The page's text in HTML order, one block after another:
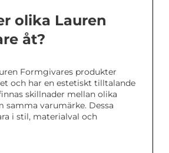
olika Lauren
åt?
Formgivares produkter
och har en estetiskt tilltalande
skillnader mellan olika
samma varumärke. Dessa
i stil, materialval och